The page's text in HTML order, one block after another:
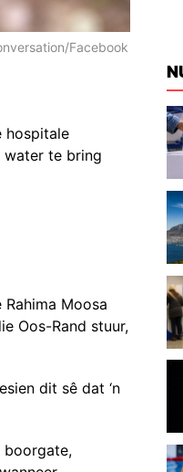
Facebook
hospitale
water te bring
Rahima Moosa
Oos-Rand stuur,
dit sê dat ‘n
boorgate,